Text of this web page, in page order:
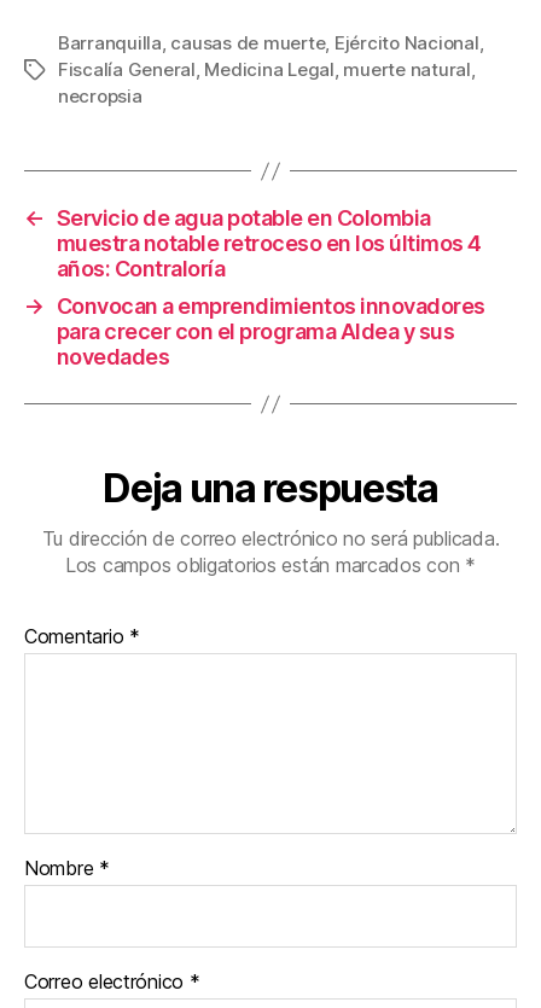
c
e
o
o
k
tt
er
ail er
e
m
p
tir
Etiquetas
Barranquilla, causas de muerte, Ejército Nacional,
Fiscalía General, Medicina Legal, muerte natural,
necropsia
← Servicio de agua potable en Colombia
muestra notable retroceso en los últimos 4
años: Contraloría
→
Convocan a emprendimientos innovadores
para crecer con el programa Aldea y sus
novedades
Deja una respuesta
Tu dirección de correo electrónico no será publicada.
Los campos obligatorios están marcados con *
Comentario *
Nombre *
Correo electrónico *